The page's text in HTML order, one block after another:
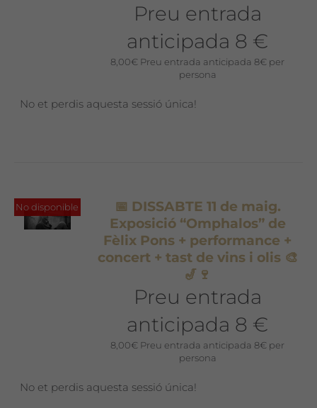
Preu entrada
anticipada 8 €
8,00€ Preu entrada anticipada 8€ per
persona
No et perdis aquesta sessió única!
No disponible
📅 DISSABTE 11 de maig.
Exposició “Omphalos” de
Fèlix Pons + performance +
concert + tast de vins i olis 🎨
🎷🍷
Preu entrada
anticipada 8 €
8,00€ Preu entrada anticipada 8€ per
persona
No et perdis aquesta sessió única!